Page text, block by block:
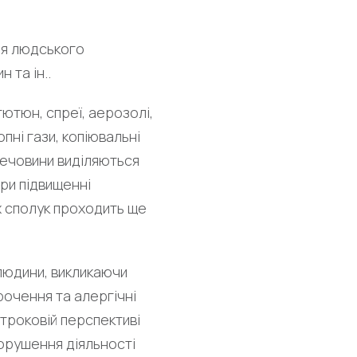
людського
та ін..
спреї, аерозолі,
гази, копіювальні
виділяються
підвищенні
сполук проходить ще
викликаючи
та алергічні
перспективі
діяльності